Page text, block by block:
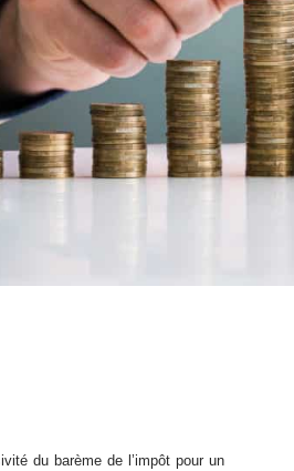
du barème de l’impôt pour un